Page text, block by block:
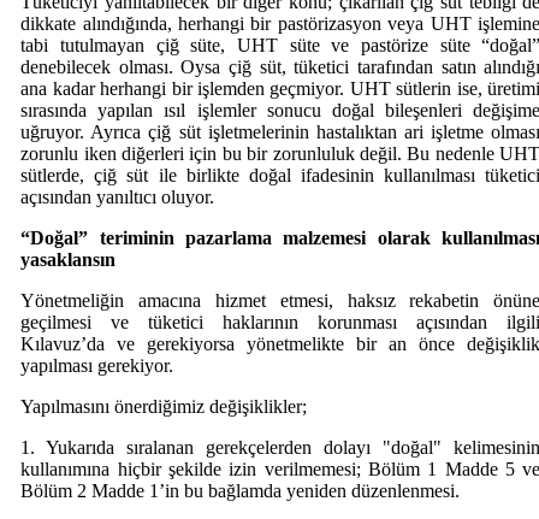
dikkate alındığında, herhangi bir pastörizasyon veya UHT
tabi tutulmayan çiğ süte, UHT süte ve pastörize süte
denebilecek olması. Oysa çiğ süt, tüketici tarafından satın
ana kadar herhangi bir işlemden geçmiyor. UHT sütlerin ise,
sırasında yapılan ısıl işlemler sonucu doğal bileşenleri
uğruyor. Ayrıca çiğ süt işletmelerinin hastalıktan ari işletme
zorunlu iken diğerleri için bu bir zorunluluk değil. Bu nedenle
sütlerde, çiğ süt ile birlikte doğal ifadesinin kullanılması
açısından yanıltıcı oluyor.
“Doğal” teriminin pazarlama malzemesi olarak
yasaklansın
Yönetmeliğin amacına hizmet etmesi, haksız rekabetin
geçilmesi ve tüketici haklarının korunması açısından
Kılavuz’da ve gerekiyorsa yönetmelikte bir an önce
yapılması gerekiyor.
Yapılmasını önerdiğimiz değişiklikler;
1. Yukarıda sıralanan gerekçelerden dolayı "doğal"
kullanımına hiçbir şekilde izin verilmemesi; Bölüm 1 Madde 5
Bölüm 2 Madde 1’in bu bağlamda yeniden düzenlenmesi.